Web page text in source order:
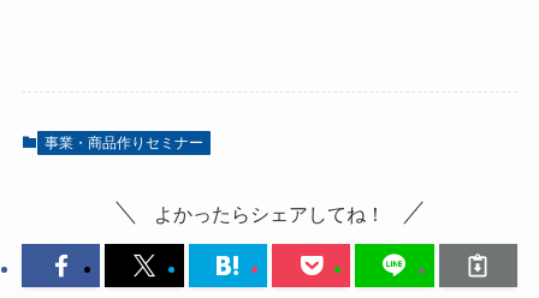
事業・商品作りセミナー
よかったらシェアしてね！